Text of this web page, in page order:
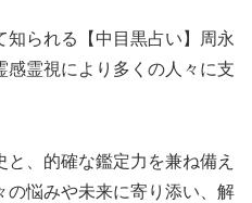
知られる【中目黒占い】周永
霊視により多くの人々に支
、的確な鑑定力を兼ね備え
の悩みや未来に寄り添い、解